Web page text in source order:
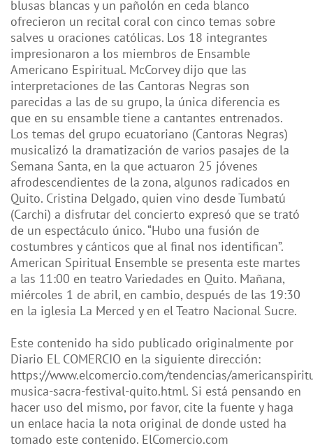
blusas blancas y un pañolón en ceda blanco
ofrecieron un recital coral con cinco temas sobre
salves u oraciones católicas. Los 18 integrantes
impresionaron a los miembros de Ensamble
Americano Espiritual. McCorvey dijo que las
interpretaciones de las Cantoras Negras son
parecidas a las de su grupo, la única diferencia es
que en su ensamble tiene a cantantes entrenados.
Los temas del grupo ecuatoriano (Cantoras Negras)
musicalizó la dramatización de varios pasajes de la
Semana Santa, en la que actuaron 25 jóvenes
afrodescendientes de la zona, algunos radicados en
Quito. Cristina Delgado, quien vino desde Tumbatú
(Carchi) a disfrutar del concierto expresó que se trató
de un espectáculo único. “Hubo una fusión de
costumbres y cánticos que al final nos identifican”.
American Spiritual Ensemble se presenta este martes
a las 11:00 en teatro Variedades en Quito. Mañana,
miércoles 1 de abril, en cambio, después de las 19:30
en la iglesia La Merced y en el Teatro Nacional Sucre.
Este contenido ha sido publicado originalmente por
Diario EL COMERCIO en la siguiente dirección:
https://www.elcomercio.com/tendencias/
musica-sacra-festival-quito.html. Si está pensando en
hacer uso del mismo, por favor, cite la fuente y haga
un enlace hacia la nota original de donde usted ha
tomado este contenido. ElComercio.com